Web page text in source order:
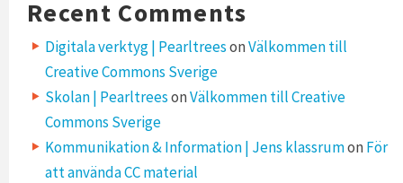
Recent Comments
Digitala verktyg | PearltreesonVälkommen till
Creative Commons Sverige
Skolan | PearltreesonVälkommen till Creative
Commons Sverige
Kommunikation & Information | Jens klassrumon För
att använda CC material